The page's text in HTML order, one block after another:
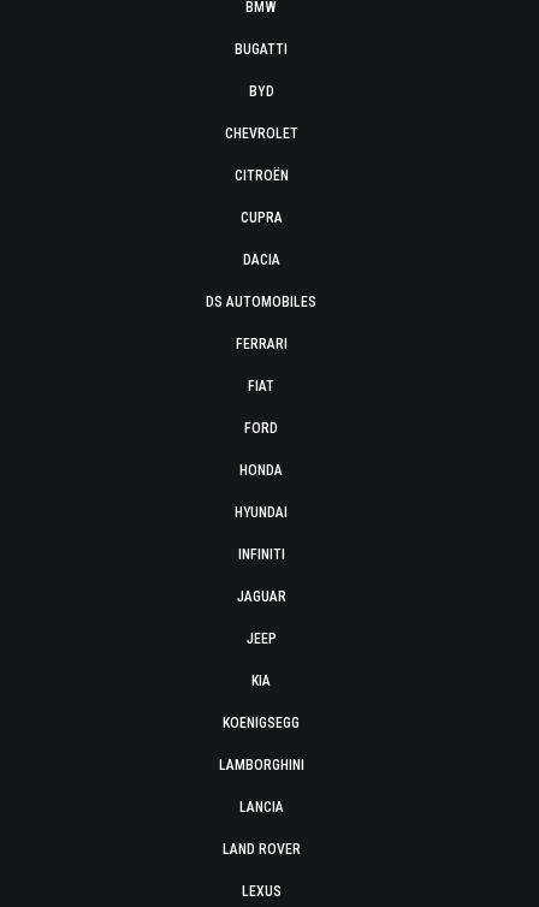
BMW
BUGATTI
BYD
CHEVROLET
CITROËN
CUPRA
DACIA
DS AUTOMOBILES
FERRARI
FIAT
FORD
HONDA
HYUNDAI
INFINITI
JAGUAR
JEEP
KIA
KOENIGSEGG
LAMBORGHINI
LANCIA
LAND ROVER
LEXUS